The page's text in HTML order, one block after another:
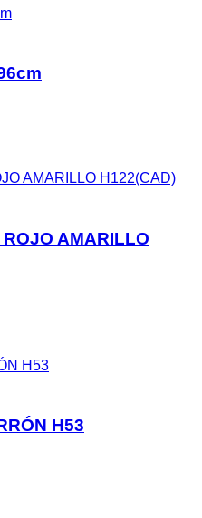
AMARILLO
H53